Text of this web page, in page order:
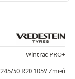
Wintrac PRO+
245/50 R20 105V Zmień